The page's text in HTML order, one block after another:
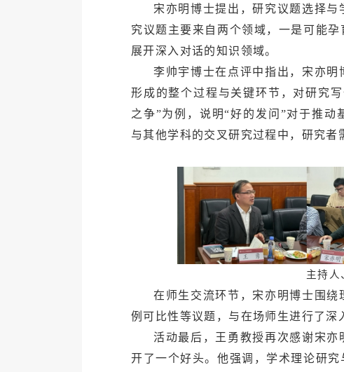
宋亦明博士提出，研究议题选择
究议题主要来自两个领域，一是可能
展开深入对话的知识领域。
李帅宇博士在点评中指出，宋亦
形成的整个过程与关键环节，对研究
之争”为例，说明“好的发问”对于推
与其他学科的交叉研究过程中，研究者
主持人
在师生交流环节，宋亦明博士围
例可比性等议题，与在场师生进行了深
活动最后，王勇教授再次感谢宋
开了一个好头。他强调，学术理论研